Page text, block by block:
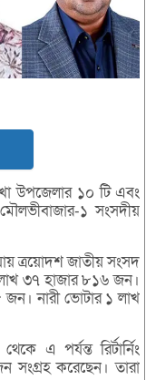
উপজেলার ১০ টি এবং
১ সংসদীয়
ত্রয়োদশ জাতীয় সংসদ
৩৭ হাজার ৮১৬ জন।
নারী ভোটার ১ লাখ
এ পর্যন্ত রির্টার্নিং
সংগ্রহ করেছেন। তারা